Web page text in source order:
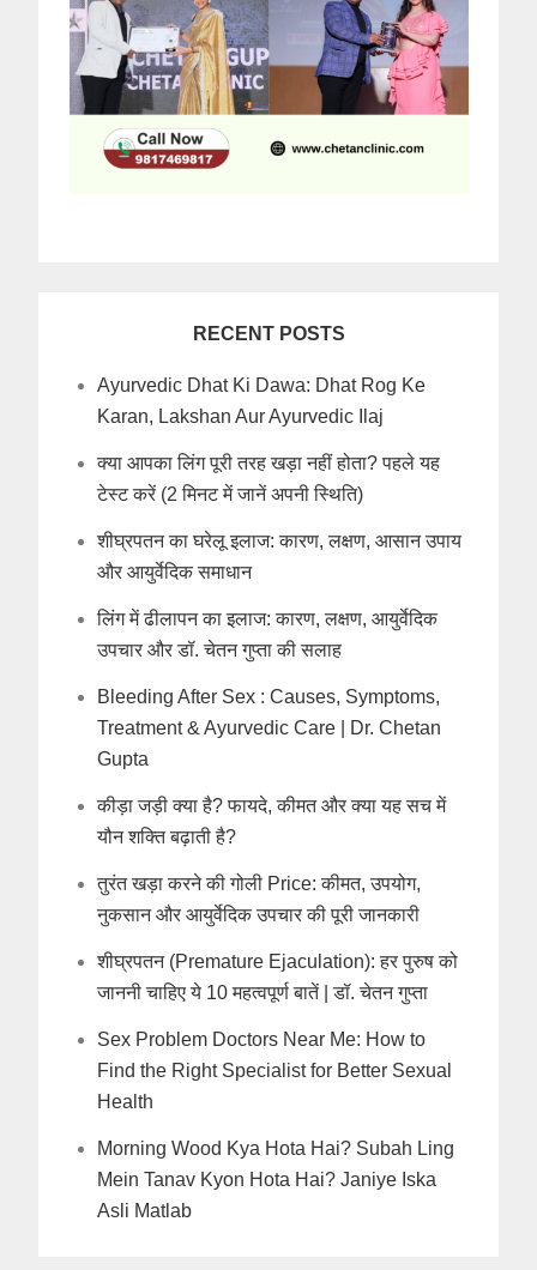
RECENT POSTS
Ayurvedic Dhat Ki Dawa: Dhat Rog Ke
Karan, Lakshan Aur Ayurvedic Ilaj
क्या आपका लिंग पूरी तरह खड़ा नहीं होता? पहले यह
टेस्ट करें (2 मिनट में जानें अपनी स्थिति)
शीघ्रपतन का घरेलू इलाज: कारण, लक्षण, आसान उपाय
और आयुर्वेदिक समाधान
लिंग में ढीलापन का इलाज: कारण, लक्षण, आयुर्वेदिक
उपचार और डॉ. चेतन गुप्ता की सलाह
Bleeding After Sex : Causes, Symptoms,
Treatment & Ayurvedic Care | Dr. Chetan
Gupta
कीड़ा जड़ी क्या है? फायदे, कीमत और क्या यह सच में
यौन शक्ति बढ़ाती है?
तुरंत खड़ा करने की गोली Price: कीमत, उपयोग,
नुकसान और आयुर्वेदिक उपचार की पूरी जानकारी
शीघ्रपतन (Premature Ejaculation): हर पुरुष को
जाननी चाहिए ये 10 महत्वपूर्ण बातें | डॉ. चेतन गुप्ता
Sex Problem Doctors Near Me: How to
Find the Right Specialist for Better Sexual
Health
Morning Wood Kya Hota Hai? Subah Ling
Mein Tanav Kyon Hota Hai? Janiye Iska
Asli Matlab